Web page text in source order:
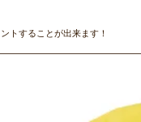
トすることが出来ます！